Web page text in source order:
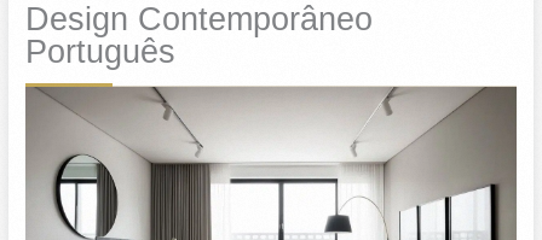
Design Contemporâneo
Português